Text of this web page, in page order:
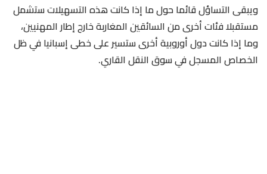
ويبقى التساؤل قائما حول ما إذا كانت هذه التسهيلات ستشمل
مستقبلا فئات أخرى من السائقين المغاربة خارج إطار المهنيين،
وما إذا كانت دول أوروبية أخرى ستسير على خطى إسبانيا في ظل
الخصاص المسجل في سوق النقل القاري.